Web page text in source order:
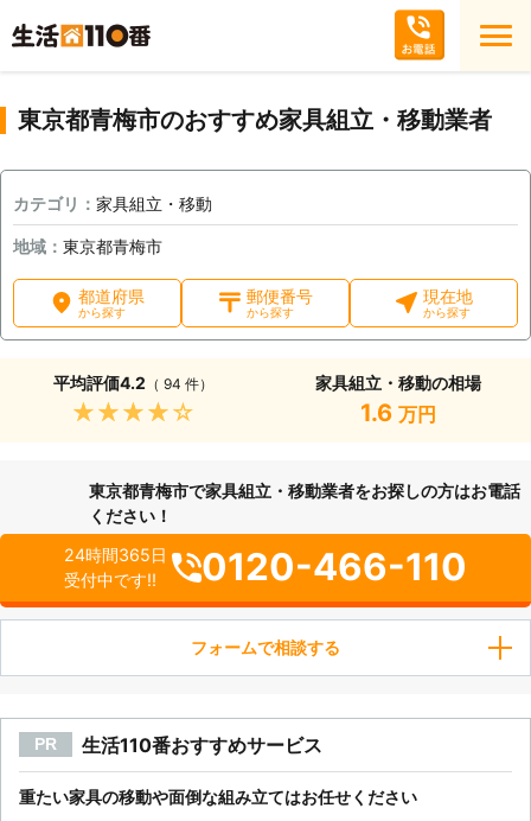
東京都青梅市のおすすめ家具組立・移動業者
カテゴリ： 家具組立・移動
地域： 東京都青梅市
都道府県
から探す
郵便番号
から探す
現在地
から探す
平均評価4.2 （ 94 件）
★★★★★
家具組立・移動の相場
1.6 万円
東京都青梅市で家具組立・移動業者をお探しの方はお電話
ください！
24時間365日
受付中です!!
0120-466-110
フォームで相談する
PR 生活110番おすすめサービス
重たい家具の移動や面倒な組み立てはお任せください